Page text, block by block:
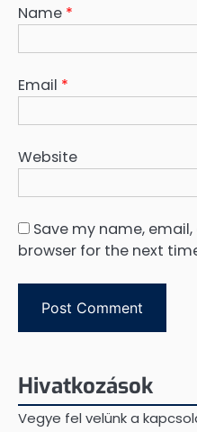
Name *
Email *
Website
Save my name,
browser for the next
Hivatkozások
Vegye fel velünk a